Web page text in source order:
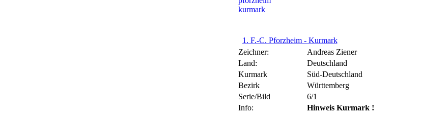
1. F.-C. Pforzheim - Kurmark
Zeichner:
Andreas Ziener
Land:
Deutschland
Kurmark
Süd-Deutschland
Bezirk
Württemberg
Serie/Bild
6/1
Info:
Hinweis Kurmark !